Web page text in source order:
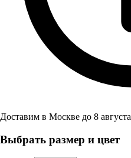
Доставим в Москве до 8 августа
Выбрать размер и цвет